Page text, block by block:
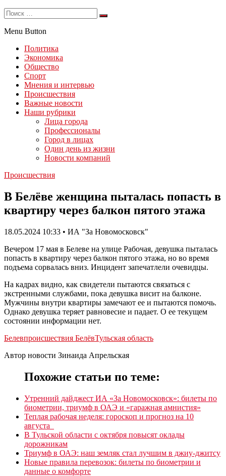
Menu Button
Политика
Экономика
Общество
Спорт
Мнения и интервью
Происшествия
Важные новости
Наши рубрики
Лица города
Профессионалы
Город в лицах
Один день из жизни
Новости компаний
Происшествия
В Белёве женщина пыталась попасть в
квартиру через балкон пятого этажа
18.05.2024 10:33 • ИА "За Новомосковск"
Вечером 17 мая в Белеве на улице Рабочая, девушка пыталась
попасть в квартиру через балкон пятого этажа, но во время
подъема сорвалась вниз. Инцидент запечатлели очевидцы.
На кадрах видно, как свидетели пытаются связаться с
экстренными службами, пока девушка висит на балконе.
Мужчины внутри квартиры замечают ее и пытаются помочь.
Однако девушка теряет равновесие и падает. О ее текущем
состоянии информации нет.
Белевпроисшествия БелёвТульская область
Автор новости Зинаида Апрельская
Похожие статьи по теме:
Утренний дайджест ИА «За Новомосковск»: билеты по
биометрии, триумф в ОАЭ и «гаражная амнистия»
Теплая рабочая неделя: гороскоп и прогноз на 10
августа
В Тульской области с октября повысят оклады
дорожникам
Триумф в ОАЭ: наш земляк стал лучшим в джиу-джитсу
Новые правила перевозок: билеты по биометрии и
данные о комфорте